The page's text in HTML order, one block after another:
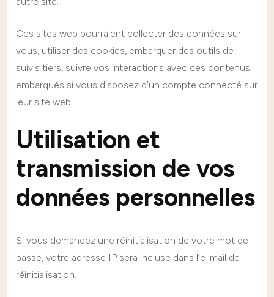
Ces sites web pourraient collecter des données sur
vous, utiliser des cookies, embarquer des outils de
suivis tiers, suivre vos interactions avec ces contenus
embarqués si vous disposez d’un compte connecté sur
leur site web.
Utilisation et
transmission de vos
données personnelles
Si vous demandez une réinitialisation de votre mot de
passe, votre adresse IP sera incluse dans l’e-mail de
réinitialisation.